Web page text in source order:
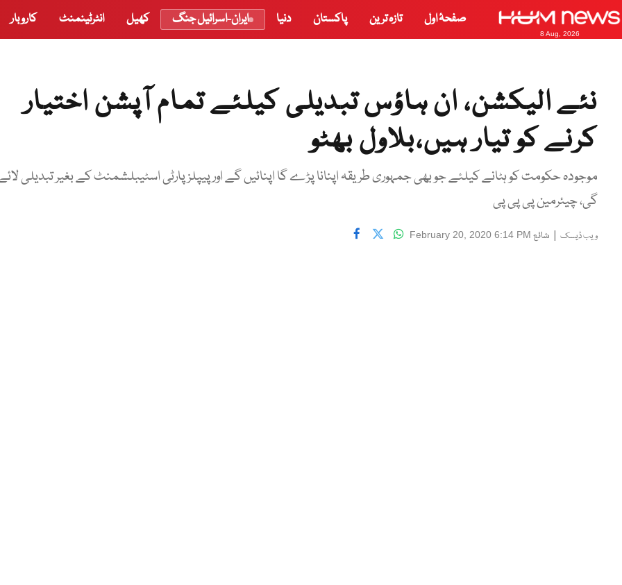
8 Aug, 2026
صفحۂ اول تازہ ترین پاکستان دنیا ایران-اسرائیل جنگ کھیل انٹرٹینمنٹ کاروبار
نئے الیکشن، ان ہاؤس تبدیلی کیلئے تمام آپشن اختیار
کرنے کو تیار ہیں،بلاول بھٹو
موجودہ حکومت کو ہٹانے کیلئے جو بھی جمہوری طریقہ اپنانا پڑے گا اپنائیں گے اور پیپلزپارٹی اسٹیبلشمنٹ کے بغیر تبدیلی
گی، چیئرمین پی پی پی
ویب ڈیسک | شائع February 20, 2020 6:14 PM